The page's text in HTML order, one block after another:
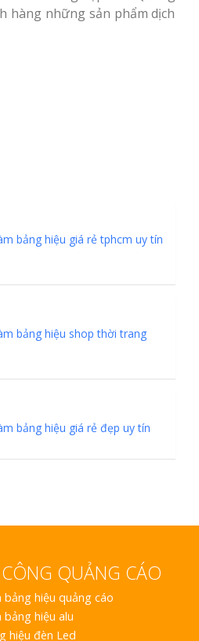
hàng những sản phẩm dịch
bảng hiệu giá rẻ tphcm uy tín
bảng hiệu shop thời trang
bảng hiệu giá rẻ đẹp uy tín
QUẢNG CÁO
bảng hiệu quảng cáo
bảng hiệu alu
hiệu đèn Led